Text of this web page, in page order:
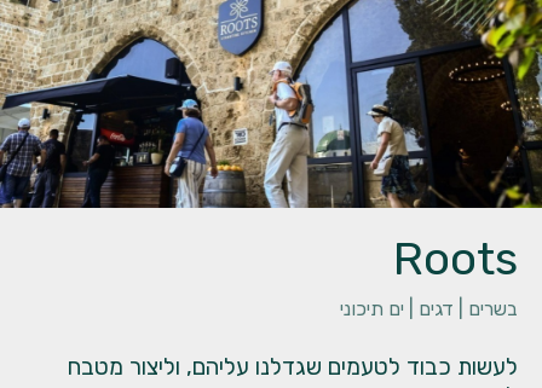
Roots
בשרים | דגים | ים תיכוני
לעשות כבוד לטעמים שגדלנו עליהם, וליצור מטבח